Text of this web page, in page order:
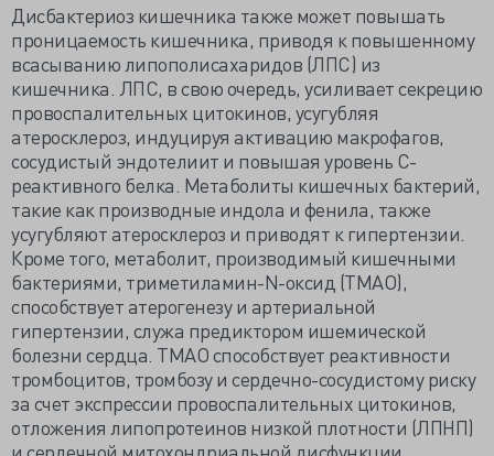
Дисбактериоз кишечника также может повышать
проницаемость кишечника, приводя к повышенному
всасыванию липополисахаридов (ЛПС) из
кишечника. ЛПС, в свою очередь, усиливает секрецию
провоспалительных цитокинов, усугубляя
атеросклероз, индуцируя активацию макрофагов,
сосудистый эндотелиит и повышая уровень С-
реактивного белка. Метаболиты кишечных бактерий,
такие как производные индола и фенила, также
усугубляют атеросклероз и приводят к гипертензии.
Кроме того, метаболит, производимый кишечными
бактериями, триметиламин-N-оксид (TMAO),
способствует атерогенезу и артериальной
гипертензии, служа предиктором ишемической
болезни сердца. ТМАО способствует реактивности
тромбоцитов, тромбозу и сердечно-сосудистому риску
за счет экспрессии провоспалительных цитокинов,
отложения липопротеинов низкой плотности (ЛПНП)